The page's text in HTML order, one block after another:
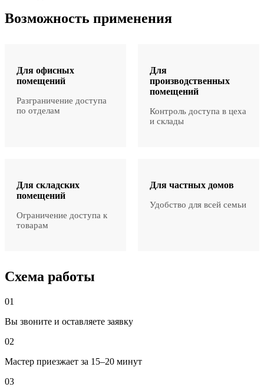
Возможность применения
Для офисных
помещений
Разграничение доступа
по отделам
Для
производственных
помещений
Контроль доступа в цеха
и склады
Для складских
помещений
Ограничение доступа к
товарам
Для частных домов
Удобство для всей семьи
Схема работы
01
Вы звоните и оставляете заявку
02
Мастер приезжает за 15–20 минут
03